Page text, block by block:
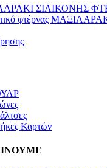
ΣΙΛΙΚΟΝΗΣ
φτέρνας
Καρτών